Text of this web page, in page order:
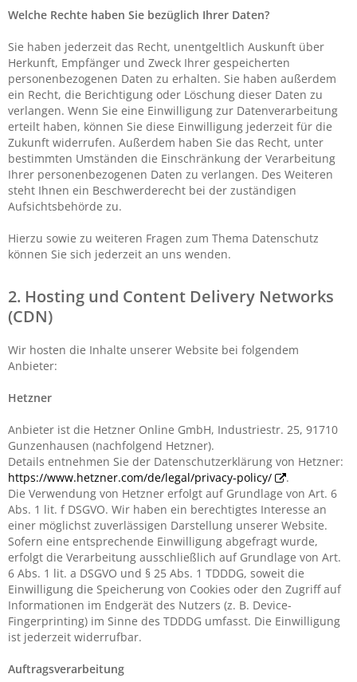
Welche Rechte haben Sie bezüglich Ihrer Daten?
Sie haben jederzeit das Recht, unentgeltlich Auskunft über
Herkunft, Empfänger und Zweck Ihrer gespeicherten
personenbezogenen Daten zu erhalten. Sie haben außerdem
ein Recht, die Berichtigung oder Löschung dieser Daten zu
verlangen. Wenn Sie eine Einwilligung zur Datenverarbeitung
erteilt haben, können Sie diese Einwilligung jederzeit für die
Zukunft widerrufen. Außerdem haben Sie das Recht, unter
bestimmten Umständen die Einschränkung der Verarbeitung
Ihrer personenbezogenen Daten zu verlangen. Des Weiteren
steht Ihnen ein Beschwerderecht bei der zuständigen
Aufsichtsbehörde zu.
Hierzu sowie zu weiteren Fragen zum Thema Datenschutz
können Sie sich jederzeit an uns wenden.
2. Hosting und Content Delivery Networks
(CDN)
Wir hosten die Inhalte unserer Website bei folgendem
Anbieter:
Hetzner
Anbieter ist die Hetzner Online GmbH, Industriestr. 25, 91710
Gunzenhausen (nachfolgend Hetzner).
Details entnehmen Sie der Datenschutzerklärung von Hetzner:
https://www.hetzner.com/de/legal/privacy-policy/
.
Die Verwendung von Hetzner erfolgt auf Grundlage von Art. 6
Abs. 1 lit. f DSGVO. Wir haben ein berechtigtes Interesse an
einer möglichst zuverlässigen Darstellung unserer Website.
Sofern eine entsprechende Einwilligung abgefragt wurde,
erfolgt die Verarbeitung ausschließlich auf Grundlage von Art.
6 Abs. 1 lit. a DSGVO und § 25 Abs. 1 TDDDG, soweit die
Einwilligung die Speicherung von Cookies oder den Zugriff auf
Informationen im Endgerät des Nutzers (z. B. Device-
Fingerprinting) im Sinne des TDDDG umfasst. Die Einwilligung
ist jederzeit widerrufbar.
Auftragsverarbeitung